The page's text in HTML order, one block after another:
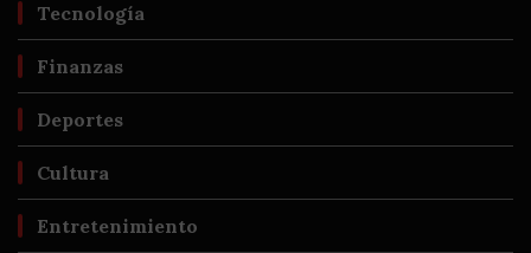
Tecnología
Finanzas
Deportes
Cultura
Entretenimiento